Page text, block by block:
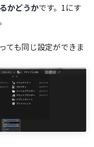
かどうかです。1にす
ても同じ設定ができま